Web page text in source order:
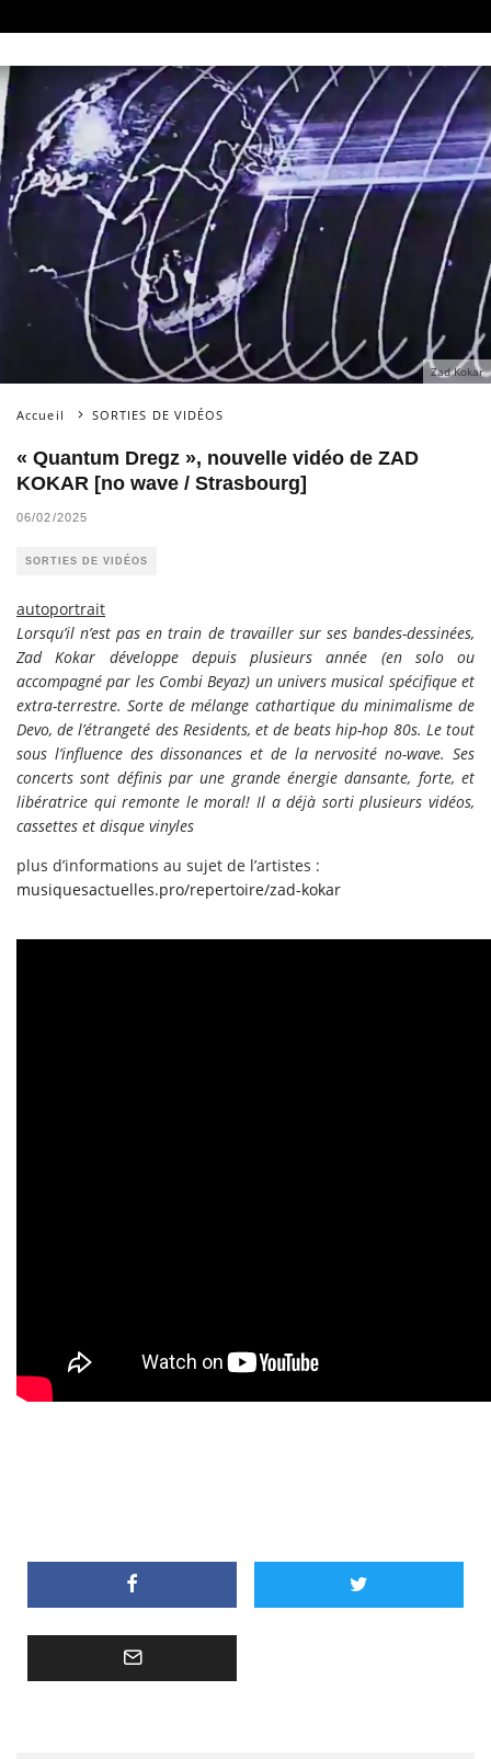
Zad Kokar
Accueil SORTIES DE VIDÉOS
« Quantum Dregz », nouvelle vidéo de ZAD
KOKAR [no wave / Strasbourg]
06/02/2025
SORTIES DE VIDÉOS
autoportrait
Lorsqu’il n’est pas en train de travailler sur ses bandes-dessinées,
Zad Kokar développe depuis plusieurs année (en solo ou
accompagné par les Combi Beyaz) un univers musical spécifique et
extra-terrestre. Sorte de mélange cathartique du minimalisme de
Devo, de l’étrangeté des Residents, et de beats hip-hop 80s. Le tout
sous l’influence des dissonances et de la nervosité no-wave. Ses
concerts sont définis par une grande énergie dansante, forte, et
libératrice qui remonte le moral! Il a déjà sorti plusieurs vidéos,
cassettes et disque vinyles
plus d’informations au sujet de l’artistes :
musiquesactuelles.pro/repertoire/zad-kokar